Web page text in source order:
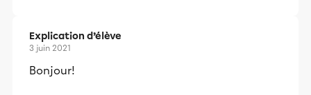
Explication d’élève
3 juin 2021
Bonjour!